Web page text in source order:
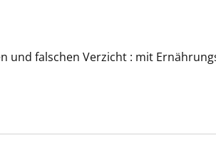
und falschen Verzicht : mit